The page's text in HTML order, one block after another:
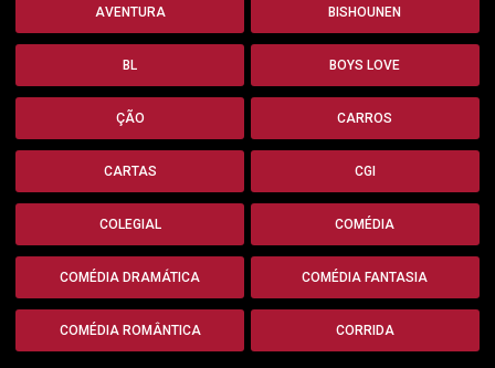
AVENTURA BISHOUNEN
BL BOYS LOVE
ÇÃO CARROS
CARTAS CGI
COLEGIAL COMÉDIA
COMÉDIA DRAMÁTICA COMÉDIA FANTASIA
COMÉDIA ROMÂNTICA CORRIDA